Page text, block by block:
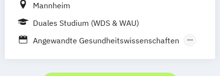
Mannheim
Duales Studium (WDS & WAU)
Angewandte Gesundheitswissenschaften